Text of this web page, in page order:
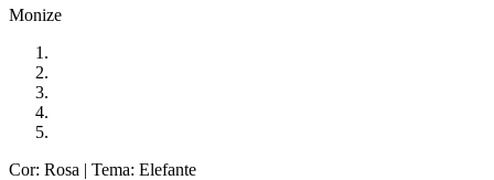
Monize
Cor: Rosa | Tema: Elefante